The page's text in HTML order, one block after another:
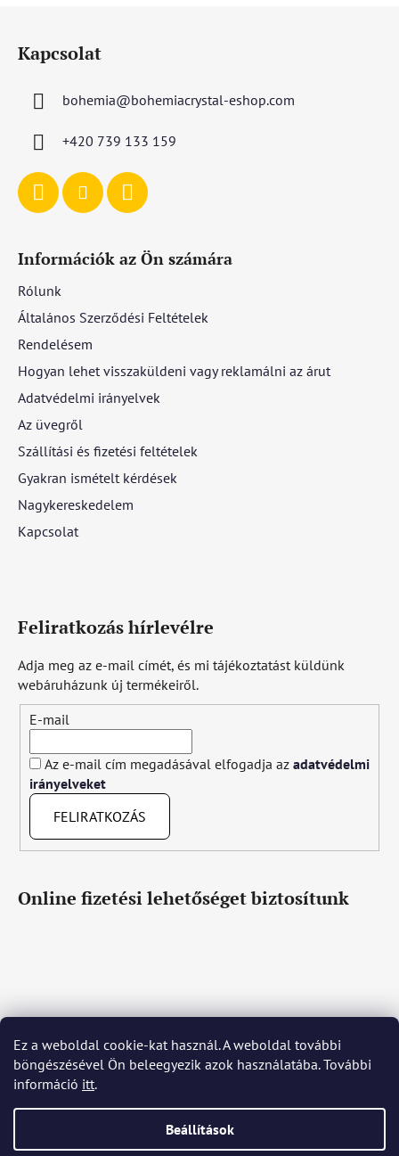
Ez a weboldal cookie-kat használ. A weboldal további
böngészésével Ön beleegyezik azok használatába. További
információ itt.
Beállítások
Kapcsolat
bohemia@bohemiacrystal-eshop.com
+420 739 133 159
Információk az Ön számára
Rólunk
Általános Szerződési Feltételek
Rendelésem
Hogyan lehet visszaküldeni vagy reklamálni az árut
Adatvédelmi irányelvek
Az üvegről
Szállítási és fizetési feltételek
Gyakran ismételt kérdések
Nagykereskedelem
Kapcsolat
Feliratkozás hírlevélre
Adja meg az e-mail címét, és mi tájékoztatást küldünk
webáruházunk új termékeiről.
E-mail
Az e-mail cím megadásával elfogadja az adatvédelmi
irányelveket
FELIRATKOZÁS
Online fizetési lehetőséget biztosítunk
Čeština Slovenčina English Deutsch Magyar
Język polski Română Italiano Español Français
Português
Nederlands Українська Ελληνικά Svenska Dansk